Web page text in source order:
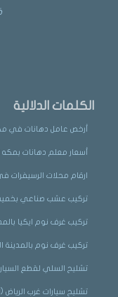
الكلمات الدلالية
أرخص عامل دهانات في
أسعار معلم دهانات بمكه
ارقام محلات الرسيفرات
تركيب عشب صناعي
تركيب غرف نوم ايكيا
تركيب غرف نوم بالمدينة
تشليح السلي لقطع
تشليح سيارات غرب الرياض(1)